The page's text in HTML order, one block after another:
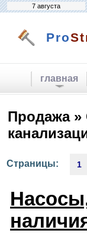
7 августа
Pro
главная
Продажа »
Страницы: 1